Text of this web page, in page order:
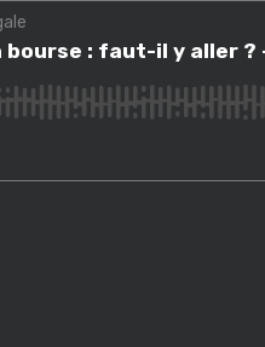
bourse : faut-il y aller ? - Allo
bourse : faut-il y aller ?